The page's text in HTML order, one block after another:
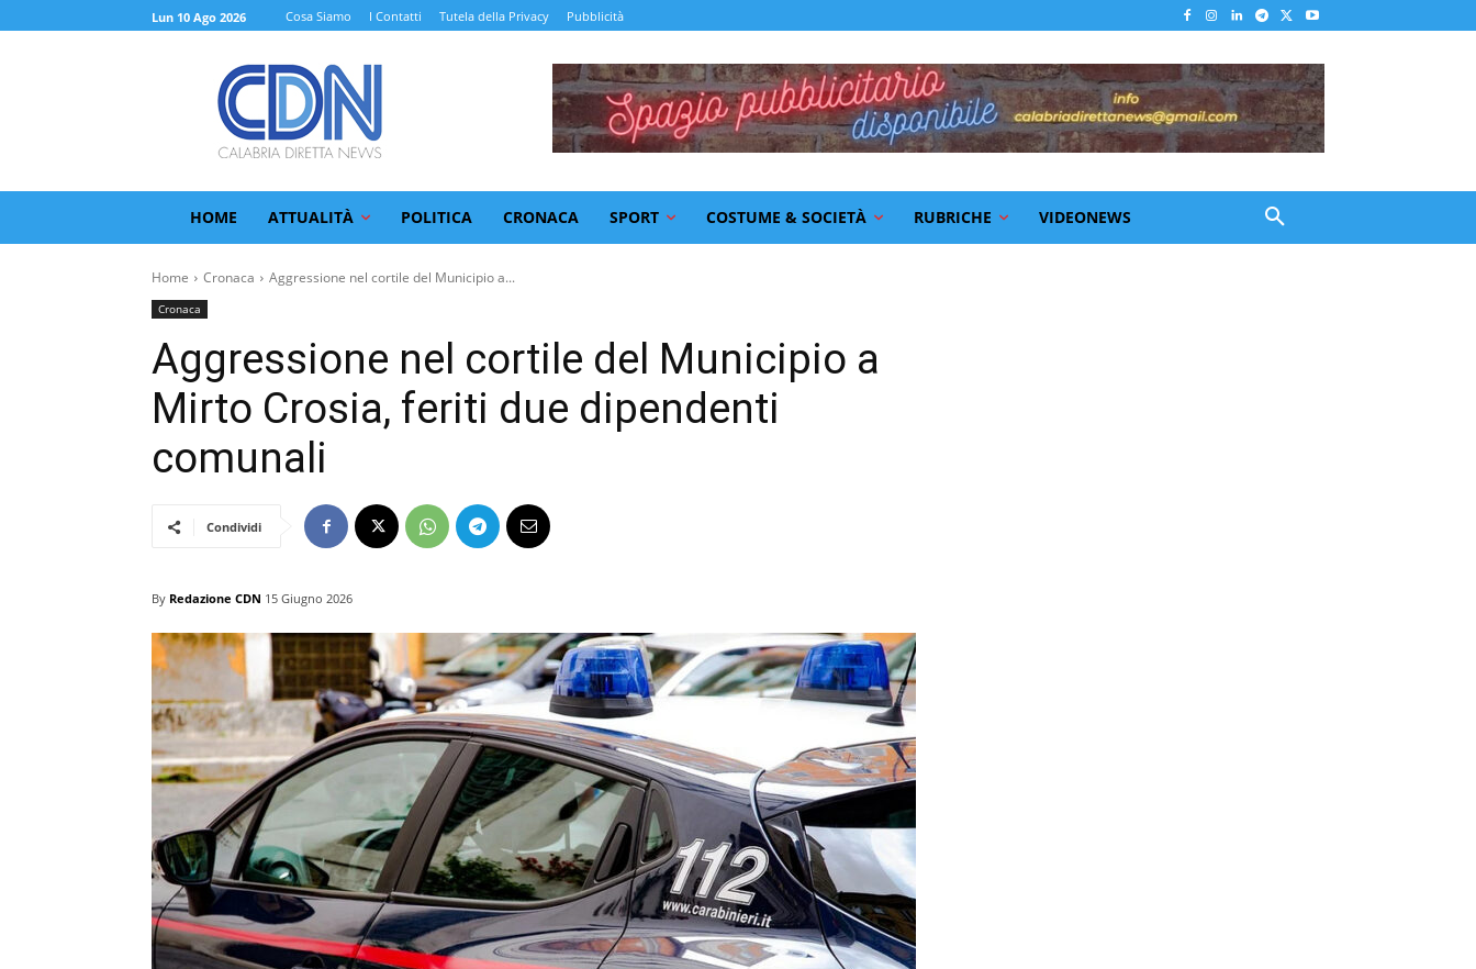
Lun 10 Ago 2026 Cosa Siamo I Contatti Tutela della Privacy Pubblicità
HOME ATTUALITÀ POLITICA CRONACA SPORT COSTUME & SOCIETÀ RUBRICHE VIDEONEWS
Home Cronaca Aggressione nel cortile del Municipio a...
Cronaca
Aggressione nel cortile del Municipio a
Mirto Crosia, feriti due dipendenti
comunali
Condividi
By Redazione CDN 15 Giugno 2026